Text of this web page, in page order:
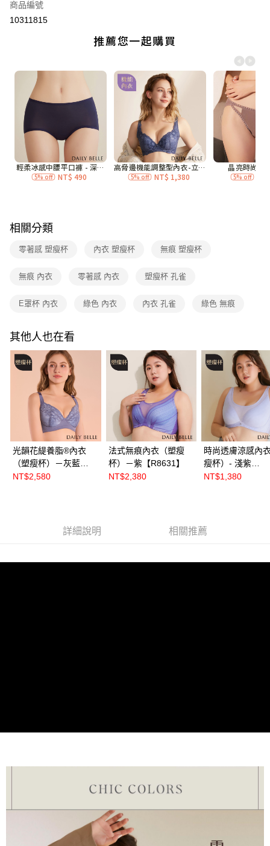
全家付款取貨
每筆NT$70，滿NT$3,000(含以上)免運費
7-11付款取貨
每筆NT$70，滿NT$3,000(含以上)免運費
付款後7-11取貨
每筆NT$70，滿NT$3,000(含以上)免運費
宅配
每筆NT$120，滿NT$3,000(含以上)免運費
海外
商品編號
10311815
相關分類
零著感 塑瘦杯 內衣 塑瘦杯 無痕 塑瘦杯
無痕 內衣 零著感 內衣 塑瘦杯 孔雀
E罩杯 內衣 綠色 內衣 內衣 孔雀 綠色 無痕
其他人也在看
光韻花緹養脂®內衣
（塑瘦杯）－灰藍
【R86522】
NT$2,580
法式無痕內衣（塑瘦
杯）－紫【R8631】
NT$2,380
時尚透膚涼感內
瘦杯）- 淺紫
【R8609】
NT$1,380
詳細說明 相關推薦